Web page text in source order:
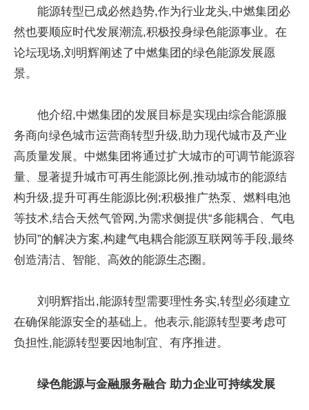
能源转型已成必然趋势,作为行业龙头,中燃集团必
然也要顺应时代发展潮流,积极投身绿色能源事业。在
论坛现场,刘明辉阐述了中燃集团的绿色能源发展愿
景。
他介绍,中燃集团的发展目标是实现由综合能源服
务商向绿色城市运营商转型升级,助力现代城市及产业
高质量发展。中燃集团将通过扩大城市的可调节能源容
量、显著提升城市可再生能源比例,推动城市的能源结
构升级,提升可再生能源比例;积极推广热泵、燃料电池
等技术,结合天然气管网,为需求侧提供“多能耦合、气电
协同”的解决方案,构建气电耦合能源互联网等手段,最终
创造清洁、智能、高效的能源生态圈。
刘明辉指出,能源转型需要理性务实,转型必须建立
在确保能源安全的基础上。他表示,能源转型要考虑可
负担性,能源转型要因地制宜、有序推进。
绿色能源与金融服务融合 助力企业可持续发展